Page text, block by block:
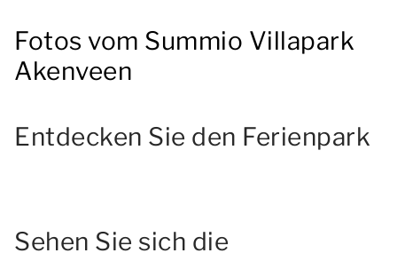
Fotos vom Summio Villapark
Akenveen
Entdecken Sie den Ferienpark
Sehen Sie sich die